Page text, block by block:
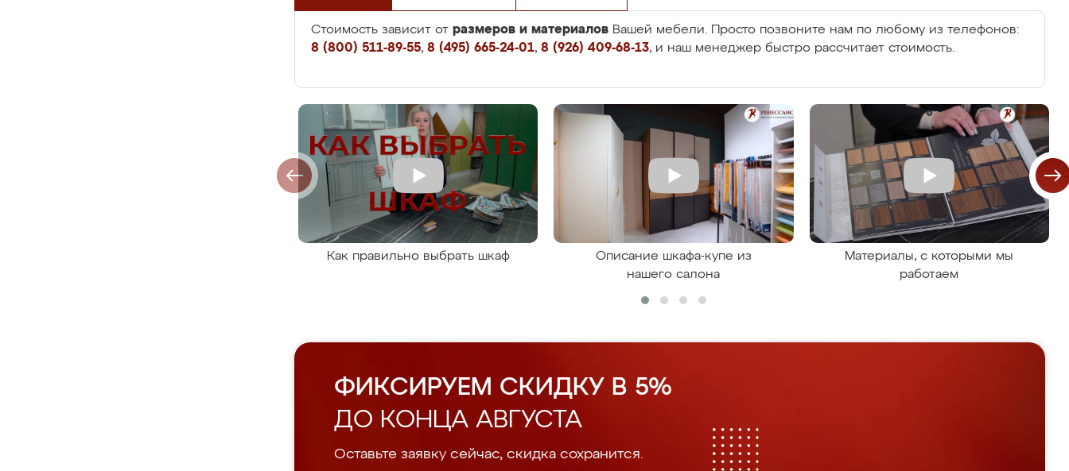
Стоимость зависит от размеров и материалов Вашей мебели. Просто позвоните нам по любому из телефонов:
8 (800) 511-89-55, 8 (495) 665-24-01, 8 (926) 409-68-13, и наш менеджер быстро рассчитает стоимость.
Как правильно выбрать шкаф
Описание шкафа-купе из
нашего салона
Материалы, с которыми мы
работаем
ФИКСИРУЕМ СКИДКУ В 5%
ДО КОНЦА АВГУСТА
Оставьте заявку сейчас, скидка сохранится.